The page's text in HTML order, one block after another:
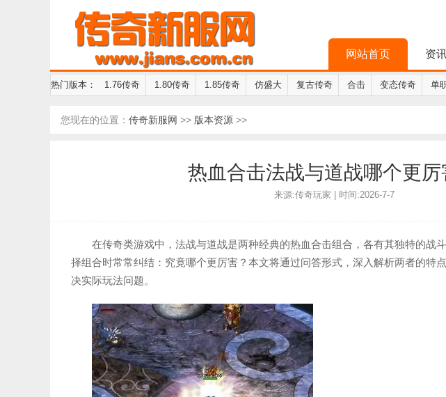
网站首页 资
热门版本： 1.76传奇 1.80传奇 1.85传奇 仿盛大 复古传奇 合击 变态传奇 单
您现在的位置： 传奇新服网 >> 版本资源 >>
热血合击法战与道战哪个更厉
来源:传奇玩家 | 时间:2026-7-7
在传奇类游戏中，法战与道战是两种经典的热血合击组合，各有其独特的战
择组合时常常纠结：究竟哪个更厉害？本文将通过问答形式，深入解析两者的特
决实际玩法问题。